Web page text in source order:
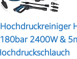
2400W &